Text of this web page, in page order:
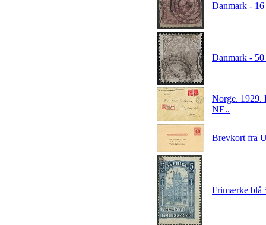
Danmark -
Danmark -
Norge. 1929.
NE..
Brevkort fra
Frimærke blå